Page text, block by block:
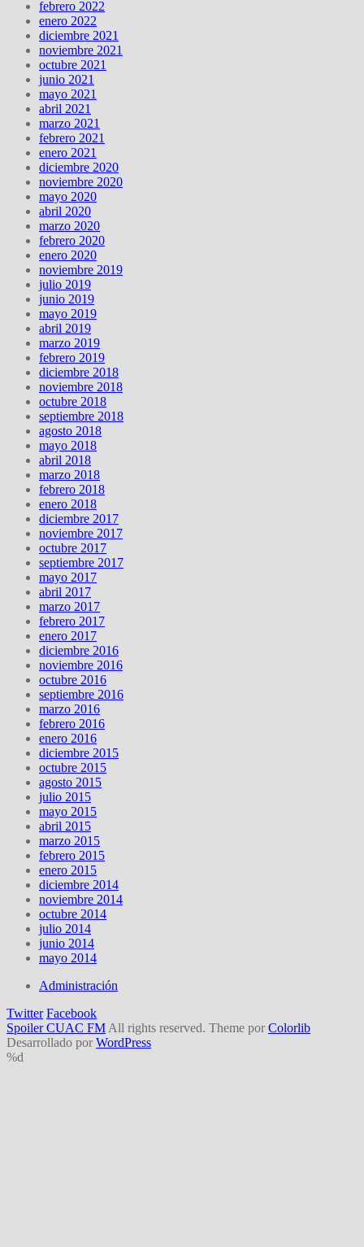
febrero 2022
enero 2022
diciembre 2021
noviembre 2021
octubre 2021
junio 2021
mayo 2021
abril 2021
marzo 2021
febrero 2021
enero 2021
diciembre 2020
noviembre 2020
mayo 2020
abril 2020
marzo 2020
febrero 2020
enero 2020
noviembre 2019
julio 2019
junio 2019
mayo 2019
abril 2019
marzo 2019
febrero 2019
diciembre 2018
noviembre 2018
octubre 2018
septiembre 2018
agosto 2018
mayo 2018
abril 2018
marzo 2018
febrero 2018
enero 2018
diciembre 2017
noviembre 2017
octubre 2017
septiembre 2017
mayo 2017
abril 2017
marzo 2017
febrero 2017
enero 2017
diciembre 2016
noviembre 2016
octubre 2016
septiembre 2016
marzo 2016
febrero 2016
enero 2016
diciembre 2015
octubre 2015
agosto 2015
julio 2015
mayo 2015
abril 2015
marzo 2015
febrero 2015
enero 2015
diciembre 2014
noviembre 2014
octubre 2014
julio 2014
junio 2014
mayo 2014
Administración
Twitter Facebook
Spoiler CUAC FM All rights reserved. Theme por Colorlib
Desarrollado por WordPress
%d